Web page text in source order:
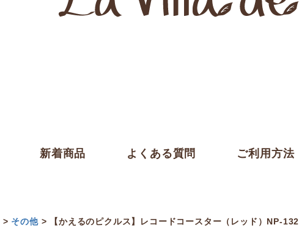
新着商品 よくある質問 ご利用方法
その他 【かえるのピクルス】レコードコースター（レッド）NP-132